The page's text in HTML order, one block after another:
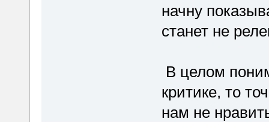
начну
станет не
В целом
критике, то
нам не